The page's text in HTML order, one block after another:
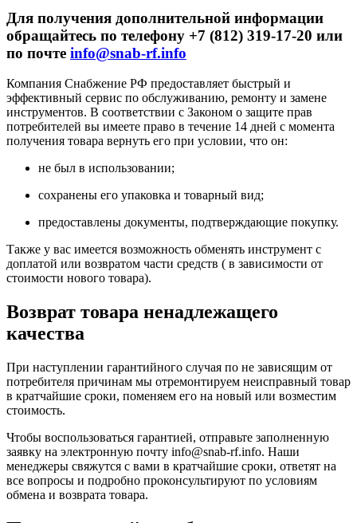
Для получения дополнительной информации
обращайтесь по телефону +7 (812) 319-17-20 или
по почте info@snab-rf.info
Компания Снабжение РФ предоставляет быстрый и
эффективный сервис по обслуживанию, ремонту и замене
инструментов. В соответствии с Законом о защите прав
потребителей вы имеете право в течение 14 дней с момента
получения товара вернуть его при условии, что он:
не был в использовании;
сохранены его упаковка и товарный вид;
предоставлены документы, подтверждающие покупку.
Также у вас имеется возможность обменять инструмент с
доплатой или возвратом части средств ( в зависимости от
стоимости нового товара).
Возврат товара ненадлежащего
качества
При наступлении гарантийного случая по не зависящим от
потребителя причинам мы отремонтируем неисправный товар
в кратчайшие сроки, поменяем его на новый или возместим
стоимость.
Чтобы воспользоваться гарантией, отправьте заполненную
заявку на электронную почту info@snab-rf.info. Наши
менеджеры свяжутся с вами в кратчайшие сроки, ответят на
все вопросы и подробно проконсультируют по условиям
обмена и возврата товара.